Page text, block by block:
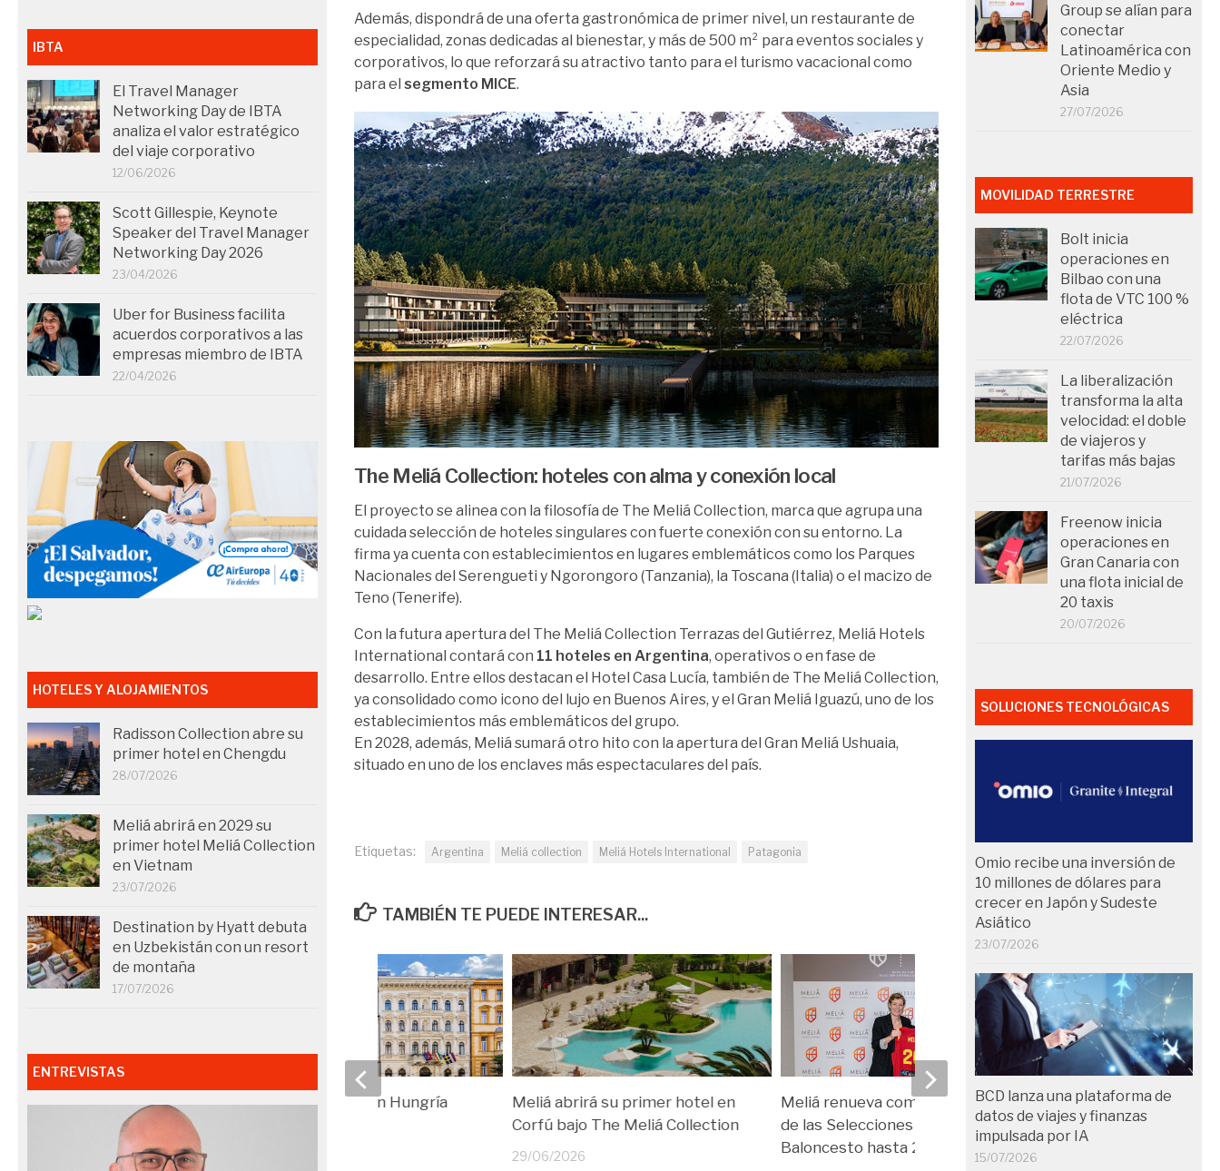
Además, dispondrá de una oferta gastronómica de primer nivel, un restaurante de
especialidad, zonas dedicadas al bienestar, y más de 500 m² para eventos sociales y
corporativos, lo que reforzará su atractivo tanto para el turismo vacacional como
para el segmento MICE.
The Meliá Collection: hoteles con alma y conexión local
El proyecto se alinea con la filosofía de The Meliá Collection, marca que agrupa una
cuidada selección de hoteles singulares con fuerte conexión con su entorno. La
firma ya cuenta con establecimientos en lugares emblemáticos como los Parques
Nacionales del Serengueti y Ngorongoro (Tanzania), la Toscana (Italia) o el macizo de
Teno (Tenerife).
Con la futura apertura del The Meliá Collection Terrazas del Gutiérrez, Meliá Hotels
International contará con 11 hoteles en Argentina, operativos o en fase de
desarrollo. Entre ellos destacan el Hotel Casa Lucía, también de The Meliá Collection,
ya consolidado como icono del lujo en Buenos Aires, y el Gran Meliá Iguazú, uno de los
establecimientos más emblemáticos del grupo.
En 2028, además, Meliá sumará otro hito con la apertura del Gran Meliá Ushuaia,
situado en uno de los enclaves más espectaculares del país.
Etiquetas: Argentina Meliá collection Meliá Hotels International Patagonia
TAMBIÉN TE PUEDE INTERESAR...
Meliá abrirá su primer hotel en
Corfú bajo The Meliá Collection
29/06/2026
Meliá renueva como Hotel Oficial
de las Selecciones Españolas de
Baloncesto hasta 2026
Meliá desembarca en
cinco hoteles y un plan
Meliá se estrena en Hungría
IBTA
El Travel Manager
Networking Day de IBTA
analiza el valor estratégico
del viaje corporativo
12/06/2026
Scott Gillespie, Keynote
Speaker del Travel Manager
Networking Day 2026
23/04/2026
Uber for Business facilita
acuerdos corporativos a las
empresas miembro de IBTA
22/04/2026
HOTELES Y ALOJAMIENTOS
Radisson Collection abre su
primer hotel en Chengdu
28/07/2026
Meliá abrirá en 2029 su
primer hotel Meliá Collection
en Vietnam
23/07/2026
Destination by Hyatt debuta
en Uzbekistán con un resort
de montaña
17/07/2026
ENTREVISTAS
Group se alían para
conectar
Latinoamérica con
Oriente Medio y
Asia
27/07/2026
MOVILIDAD TERRESTRE
Bolt inicia
operaciones en
Bilbao con una
flota de VTC 100 %
eléctrica
22/07/2026
La liberalización
transforma la alta
velocidad: el doble
de viajeros y
tarifas más bajas
21/07/2026
Freenow inicia
operaciones en
Gran Canaria con
una flota inicial de
20 taxis
20/07/2026
SOLUCIONES TECNOLÓGICAS
Omio recibe una inversión de
10 millones de dólares para
crecer en Japón y Sudeste
Asiático
23/07/2026
BCD lanza una plataforma de
datos de viajes y finanzas
impulsada por IA
15/07/2026